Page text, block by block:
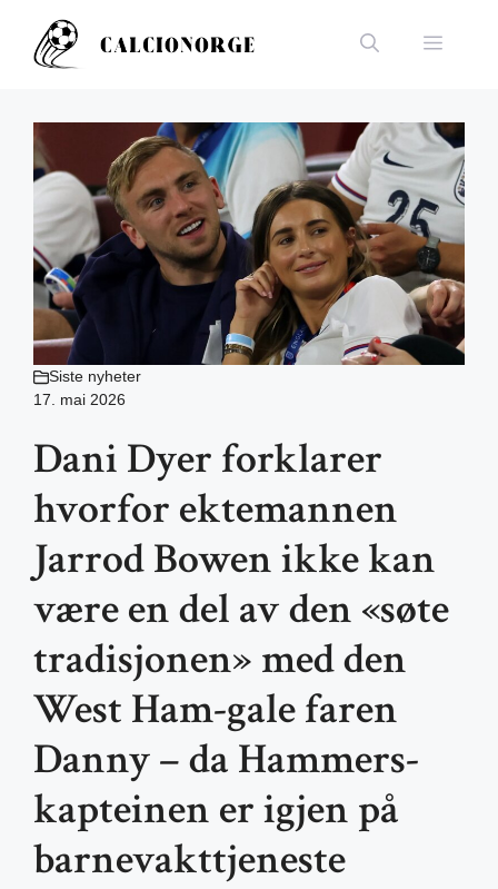
innhold
Meny
Siste nyheter
17. mai 2026
Dani Dyer forklarer
hvorfor ektemannen
Jarrod Bowen ikke kan
være en del av den «søte
tradisjonen» med den
West Ham-gale faren
Danny – da Hammers-
kapteinen er igjen på
barnevakttjeneste